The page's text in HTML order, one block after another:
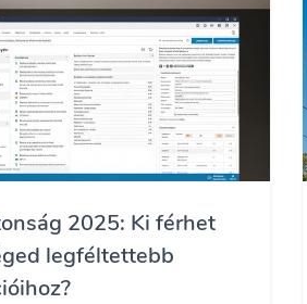
2025: Ki férhet
legféltettebb